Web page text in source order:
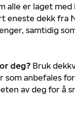
alle er laget
eneste dekk fra
samtidig
deg? Bruk
anbefales
av deg for å